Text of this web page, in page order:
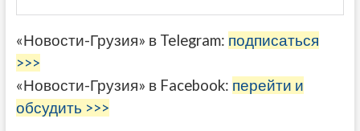
«Новости-Грузия» в Telegram: подписаться
>>>
«Новости-Грузия» в Facebook: перейти и
обсудить >>>